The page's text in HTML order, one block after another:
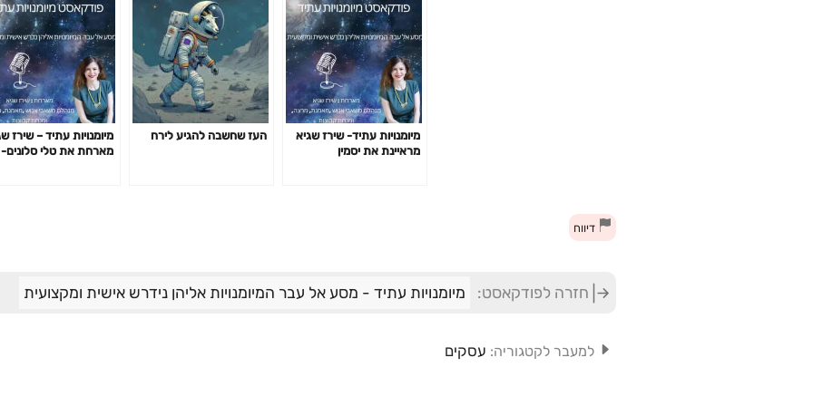
מיומנויות עתיד- שירז שגיא
מראיינת את יסמין
העז שחשבה להגיע לירח
מיומנויות עתיד – שירז
מארחת את טלי סלונים-
דיווח
חזרה לפודקאסט: מיומנויות עתיד - מסע אל עבר המיומנויות אליהן נידרש אישית ומקצועית
למעבר לקטגוריה: עסקים